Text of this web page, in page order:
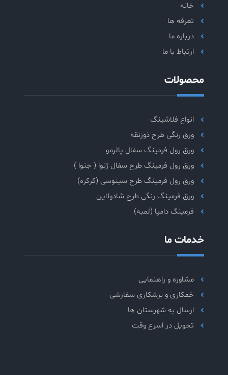
خانه
تعرفه ها
درباره ما
ارتباط با ما
محصولات
انواع فلاشینگ
ورق رنگی طرح ذوزنقه
ورق رول فرمینگ سفال پالرمو
ورق رول فرمینگ طرح سفال ژنوا ( جنوا )
ورق رول فرمینگ طرح سینوسی (کرکره)
ورق فرمینگ رنگی طرح شادولاین
فرمینگ دامپا (لمبه)
خدمات ما
مشاوره و راهنمایی
خمکاری و برشکاری سفارشی
ارسال به شهرستان ها
تحویل در اسرع وقت